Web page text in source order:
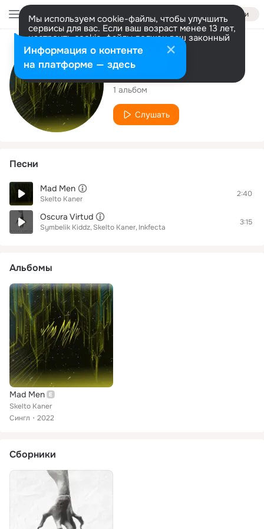
Войти
Мы используем cookie-файлы, чтобы улучшить
сервисы для вас. Если ваш возраст менее 13 лет,
настроить cookie-файлы должен ваш законный
представитель. Больше информации
Разрешить все Настроить
Исполнитель
Skelto Kaner
1 альбом
Слушать
Песни
Mad Men
Skelto Kaner
2:40
Oscura Virtud
Symbelik Kiddz Skelto Kaner Inkfecta
3:15
Альбомы
Mad Men
Skelto Kaner
Сингл
2022
Сборники
Информация о контенте
на платформе — здесь